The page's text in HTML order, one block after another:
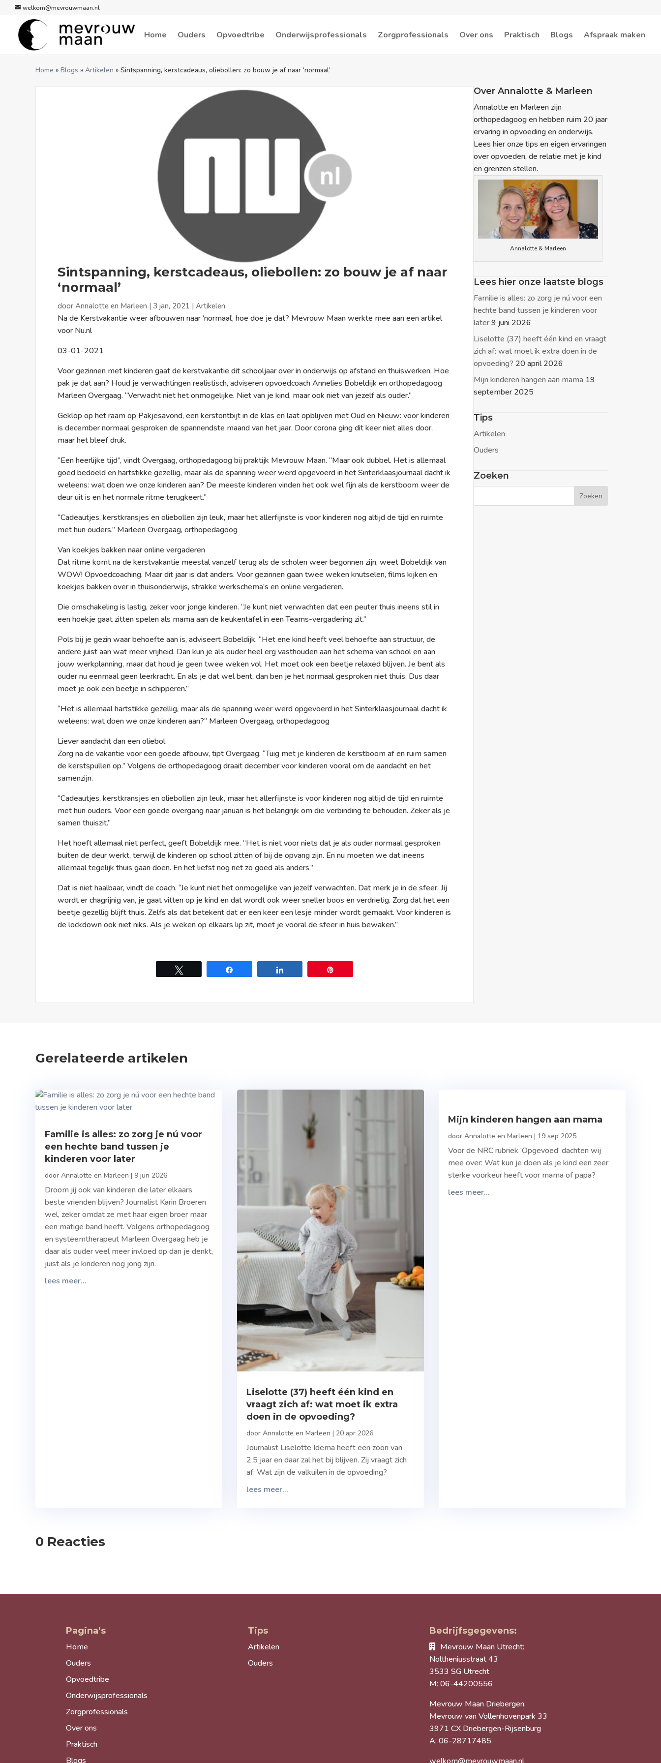
welkom@mevrouwmaan.nl
Home Ouders Opvoedtribe Onderwijsprofessionals Zorgprofessionals Over ons Praktisch Blogs Afspraak maken
Home » Blogs » Artikelen » Sintspanning, kerstcadeaus, oliebollen: zo bouw je af naar ‘normaal’
Sintspanning, kerstcadeaus, oliebollen: zo bouw je af naar
‘normaal’
doorAnnalotte en Marleen | 3 jan, 2021 |Artikelen
Na de Kerstvakantie weer afbouwen naar ‘normaal’, hoe doe je dat? Mevrouw Maan werkte mee aan een artikel
voor Nu.nl
03-01-2021
Voor gezinnen met kinderen gaat de kerstvakantie dit schooljaar over in onderwijs op afstand en thuiswerken. Hoe
pak je dat aan? Houd je verwachtingen realistisch, adviseren opvoedcoach Annelies Bobeldijk en orthopedagoog
Marleen Overgaag. “Verwacht niet het onmogelijke. Niet van je kind, maar ook niet van jezelf als ouder.”
Geklop op het raam op Pakjesavond, een kerstontbijt in de klas en laat opblijven met Oud en Nieuw: voor kinderen
is december normaal gesproken de spannendste maand van het jaar. Door corona ging dit keer niet alles door,
maar het bleef druk.
“Een heerlijke tijd”, vindt Overgaag, orthopedagoog bij praktijk Mevrouw Maan. “Maar ook dubbel. Het is allemaal
goed bedoeld en hartstikke gezellig, maar als de spanning weer werd opgevoerd in het Sinterklaasjournaal dacht ik
weleens: wat doen we onze kinderen aan? De meeste kinderen vinden het ook wel fijn als de kerstboom weer de
deur uit is en het normale ritme terugkeert.”
“Cadeautjes, kerstkransjes en oliebollen zijn leuk, maar het allerfijnste is voor kinderen nog altijd de tijd en ruimte
met hun ouders.” Marleen Overgaag, orthopedagoog
Van koekjes bakken naar online vergaderen
Dat ritme komt na de kerstvakantie meestal vanzelf terug als de scholen weer begonnen zijn, weet Bobeldijk van
WOW! Opvoedcoaching. Maar dit jaar is dat anders. Voor gezinnen gaan twee weken knutselen, films kijken en
koekjes bakken over in thuisonderwijs, strakke werkschema’s en online vergaderen.
Die omschakeling is lastig, zeker voor jonge kinderen. “Je kunt niet verwachten dat een peuter thuis ineens stil in
een hoekje gaat zitten spelen als mama aan de keukentafel in een Teams-vergadering zit.”
Pols bij je gezin waar behoefte aan is, adviseert Bobeldijk. “Het ene kind heeft veel behoefte aan structuur, de
andere juist aan wat meer vrijheid. Dan kun je als ouder heel erg vasthouden aan het schema van school en aan
jouw werkplanning, maar dat houd je geen twee weken vol. Het moet ook een beetje relaxed blijven. Je bent als
ouder nu eenmaal geen leerkracht. En als je dat wel bent, dan ben je het normaal gesproken niet thuis. Dus daar
moet je ook een beetje in schipperen.”
“Het is allemaal hartstikke gezellig, maar als de spanning weer werd opgevoerd in het Sinterklaasjournaal dacht ik
weleens: wat doen we onze kinderen aan?” Marleen Overgaag, orthopedagoog
Liever aandacht dan een oliebol
Zorg na de vakantie voor een goede afbouw, tipt Overgaag. “Tuig met je kinderen de kerstboom af en ruim samen
de kerstspullen op.” Volgens de orthopedagoog draait december voor kinderen vooral om de aandacht en het
samenzijn.
“Cadeautjes, kerstkransjes en oliebollen zijn leuk, maar het allerfijnste is voor kinderen nog altijd de tijd en ruimte
met hun ouders. Voor een goede overgang naar januari is het belangrijk om die verbinding te behouden. Zeker als je
samen thuiszit.”
Het hoeft allemaal niet perfect, geeft Bobeldijk mee. “Het is niet voor niets dat je als ouder normaal gesproken
buiten de deur werkt, terwijl de kinderen op school zitten of bij de opvang zijn. En nu moeten we dat ineens
allemaal tegelijk thuis gaan doen. En het liefst nog net zo goed als anders.”
Dat is niet haalbaar, vindt de coach. “Je kunt niet het onmogelijke van jezelf verwachten. Dat merk je in de sfeer. Jij
wordt er chagrijnig van, je gaat vitten op je kind en dat wordt ook weer sneller boos en verdrietig. Zorg dat het een
beetje gezellig blijft thuis. Zelfs als dat betekent dat er een keer een lesje minder wordt gemaakt. Voor kinderen is
de lockdown ook niet niks. Als je weken op elkaars lip zit, moet je vooral de sfeer in huis bewaken.”
Over Annalotte & Marleen
Annalotte en Marleen zijn
orthopedagoog en hebben ruim 20 jaar
ervaring in opvoeding en onderwijs.
Lees hier onze tips en eigen ervaringen
over opvoeden, de relatie met je kind
en grenzen stellen.
Annalotte & Marleen
Lees hier onze laatste blogs
Familie is alles: zo zorg je nú voor een
hechte band tussen je kinderen voor
later9 juni 2026
Liselotte (37) heeft één kind en vraagt
zich af: wat moet ik extra doen in de
opvoeding? 20 april 2026
Mijn kinderen hangen aan mama 19
september 2025
Tips
Artikelen
Ouders
Zoeken
Gerelateerde artikelen
Familie is alles: zo zorg je nú voor
een hechte band tussen je
kinderen voor later
door Annalotte en Marleen | 9 jun 2026
Droom jij ook van kinderen die later elkaars
beste vrienden blijven? Journalist Karin Broeren
wel, zeker omdat ze met haar eigen broer maar
een matige band heeft. Volgens orthopedagoog
en systeemtherapeut Marleen Overgaag heb je
daar als ouder veel meer invloed op dan je denkt,
juist als je kinderen nog jong zijn.
lees meer...
Liselotte (37) heeft één kind en
vraagt zich af: wat moet ik extra
doen in de opvoeding?
door Annalotte en Marleen | 20 apr 2026
Journalist Liselotte Idema heeft een zoon van
2,5 jaar en daar zal het bij blijven. Zij vraagt zich
af: Wat zijn de valkuilen in de opvoeding?
lees meer...
Mijn kinderen hangen aan mama
door Annalotte en Marleen | 19 sep 2025
Voor de NRC rubriek ‘Opgevoed’ dachten wij
mee over: Wat kun je doen als je kind een zeer
sterke voorkeur heeft voor mama of papa?
lees meer...
0 Reacties
Pagina’s
Home
Ouders
Opvoedtribe
Onderwijsprofessionals
Zorgprofessionals
Over ons
Praktisch
Blogs
Tips
Artikelen
Ouders
Bedrijfsgegevens:
Mevrouw Maan Utrecht:
Noltheniusstraat 43
3533 SG Utrecht
M: 06-44200556
Mevrouw Maan Driebergen:
Mevrouw van Vollenhovenpark 33
3971 CX Driebergen-Rijsenburg
A: 06-28717485